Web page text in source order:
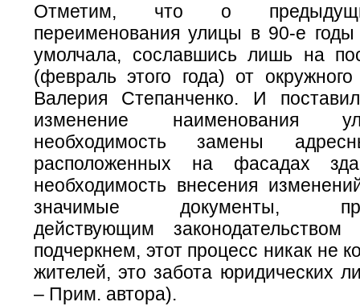
Отметим, что о
переименования улицы в 90-е годы
умолчала, сославшись лишь на
(февраль этого года) от
Валерия Степанченко. И
изменение наименования
необходимость замены
расположенных на фасадах
необходимость внесения
значимые документы,
действующим
подчеркнем, этот процесс никак не
жителей, это забота юридических
– Прим. автора).